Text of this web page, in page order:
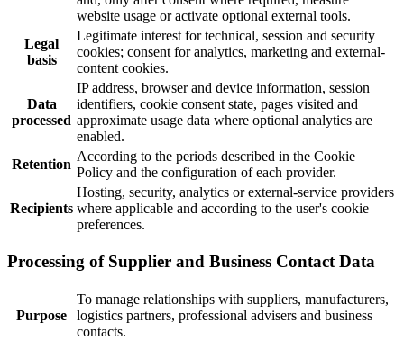
website usage or activate optional external tools.
Legal
basis
Legitimate interest for technical, session and security
cookies; consent for analytics, marketing and external-
content cookies.
Data
processed
IP address, browser and device information, session
identifiers, cookie consent state, pages visited and
approximate usage data where optional analytics are
enabled.
Retention
According to the periods described in the Cookie
Policy and the configuration of each provider.
Recipients
Hosting, security, analytics or external-service providers
where applicable and according to the user's cookie
preferences.
Processing of Supplier and Business Contact Data
Purpose
To manage relationships with suppliers, manufacturers,
logistics partners, professional advisers and business
contacts.